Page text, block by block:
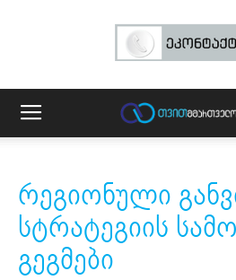
რეგიონული
სტრატეგიის
გეგმები